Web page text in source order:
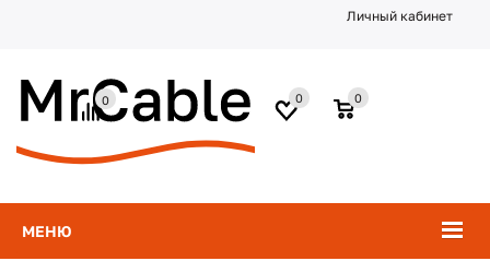
Личный кабинет
МЕНЮ
0
0
0